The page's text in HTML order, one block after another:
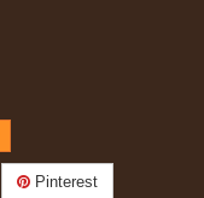
Pinterest